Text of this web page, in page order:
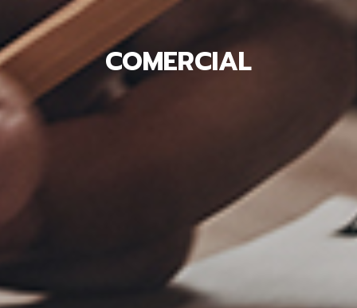
COMERCIAL